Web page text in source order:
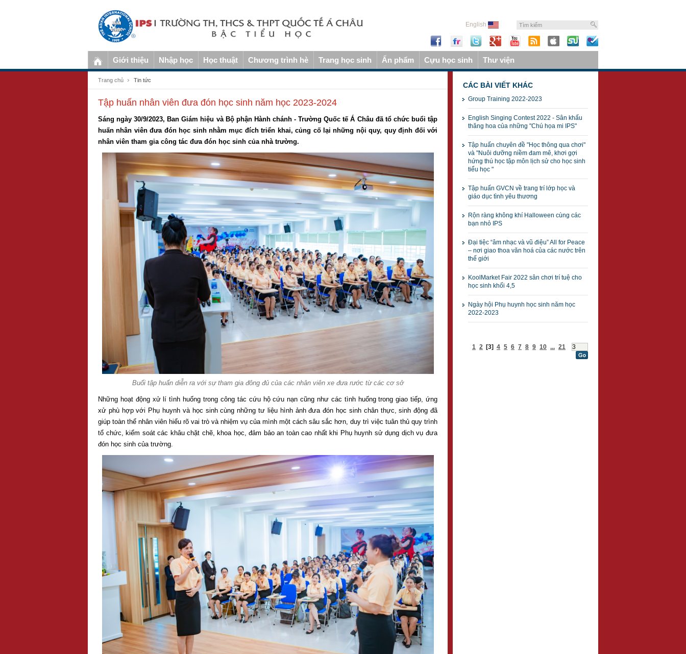
English
Giới thiệu Nhập học Học thuật Chương trình hè Trang học sinh Ấn phẩm Cựu học sinh Thư viện
Trang chủ Tin tức
Tập huấn nhân viên đưa đón học sinh năm học 2023-2024
Sáng ngày 30/9/2023, Ban Giám hiệu và Bộ phận Hành chánh - Trường Quốc tế Á Châu đã tổ chức buổi tập
huấn nhân viên đưa đón học sinh nhằm mục đích triển khai, củng cố lại những nội quy, quy định đối với
nhân viên tham gia công tác đưa đón học sinh của nhà trường.
Buổi tập huấn diễn ra với sự tham gia đông đủ của các nhân viên xe đưa rước từ các cơ sở
Những hoạt động xử lí tình huống trong công tác cứu hộ cứu nạn cũng như các tình huống trong giao tiếp, ứng
xử phù hợp với Phụ huynh và học sinh cùng những tư liệu hình ảnh đưa đón học sinh chân thực, sinh động đã
giúp toàn thể nhân viên hiểu rõ vai trò và nhiệm vụ của mình một cách sâu sắc hơn, duy trì việc tuân thủ quy trình
tổ chức, kiểm soát các khâu chặt chẽ, khoa học, đảm bảo an toàn cao nhất khi Phụ huynh sử dụng dịch vụ đưa
đón học sinh của trường.
CÁC BÀI VIẾT KHÁC
Group Training 2022-2023
English Singing Contest 2022 - Sân khấu
thăng hoa của những "Chú họa mi IPS"
Tập huấn chuyên đề "Học thông qua chơi"
và "Nuôi dưỡng niềm đam mê, khơi gợi
hứng thú học tập môn lịch sử cho học sinh
tiểu học "
Tập huấn GVCN về trang trí lớp học và
giáo dục tình yêu thương
Rộn ràng không khí Halloween cùng các
bạn nhỏ IPS
Đại tiệc “âm nhạc và vũ điệu” All for Peace
– nơi giao thoa văn hoá của các nước trên
thế giới
KoolMarket Fair 2022 sân chơi trí tuệ cho
học sinh khối 4,5
Ngày hội Phụ huynh học sinh năm học
2022-2023
1 2 [3] 4 5 6 7 8 9 10 ... 21